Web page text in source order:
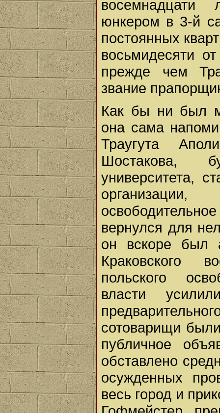
восемнадцати
юнкером в 3-й
постоянных
восьмидесяти
прежде чем
звание
Как бы ни был
она сама
Траугута
Шостакова,
университета,
вернулся для
он вскоре был
Краковского
польского
власти
сотоварищи
публичное
обставлено
осужденных
весь город и